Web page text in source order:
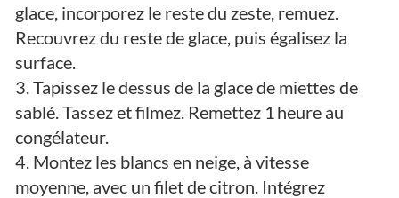
glace, incorporez le reste du zeste, remuez.
Recouvrez du reste de glace, puis égalisez la
surface.
3. Tapissez le dessus de la glace de miettes de
sablé. Tassez et filmez. Remettez 1 heure au
congélateur.
4. Montez les blancs en neige, à vitesse
moyenne, avec un filet de citron. Intégrez